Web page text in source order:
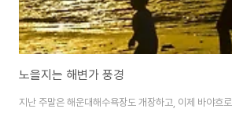
노을지는 해변가 풍경
지난 주말은 해운대해수욕장도 개장하고, 이제 바야흐